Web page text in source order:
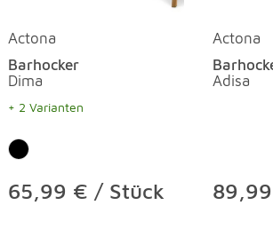
Actona
Barhocker
Dima
+ 2 Varianten
65,99 € / Stück
Actona
Adisa